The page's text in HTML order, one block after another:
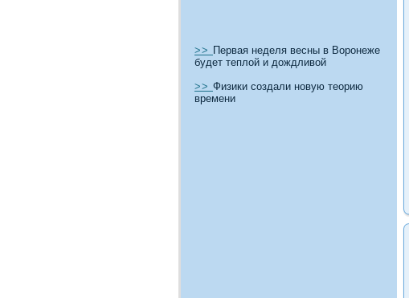
>> Первая неделя весны в Воронеже
будет теплой и дождливой
>> Физики создали новую теорию
времени